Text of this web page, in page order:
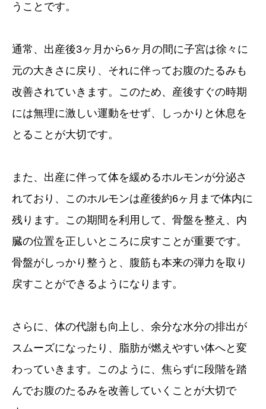
うことです。
通常、出産後3ヶ月から6ヶ月の間に子宮は徐々に
元の大きさに戻り、それに伴ってお腹のたるみも
改善されていきます。このため、産後すぐの時期
には無理に激しい運動をせず、しっかりと休息を
とることが大切です。
また、出産に伴って体を緩めるホルモンが分泌さ
れており、このホルモンは産後約6ヶ月まで体内に
残ります。この期間を利用して、骨盤を整え、内
臓の位置を正しいところに戻すことが重要です。
骨盤がしっかり整うと、腹筋も本来の弾力を取り
戻すことができるようになります。
さらに、体の代謝も向上し、余分な水分の排出が
スムーズになったり、脂肪が燃えやすい体へと変
わっていきます。このように、焦らずに段階を踏
んでお腹のたるみを改善していくことが大切で